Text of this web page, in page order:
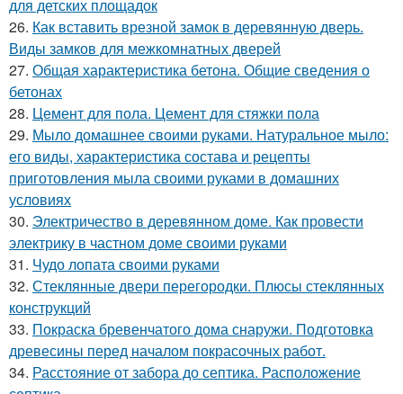
для детских площадок
26. Как вставить врезной замок в деревянную дверь.
Виды замков для межкомнатных дверей
27. Общая характеристика бетона. Общие сведения о
бетонах
28. Цемент для пола. Цемент для стяжки пола
29. Мыло домашнее своими руками. Натуральное мыло:
его виды, характеристика состава и рецепты
приготовления мыла своими руками в домашних
условиях
30. Электричество в деревянном доме. Как провести
электрику в частном доме своими руками
31. Чудо лопата своими руками
32. Стеклянные двери перегородки. Плюсы стеклянных
конструкций
33. Покраска бревенчатого дома снаружи. Подготовка
древесины перед началом покрасочных работ.
34. Расстояние от забора до септика. Расположение